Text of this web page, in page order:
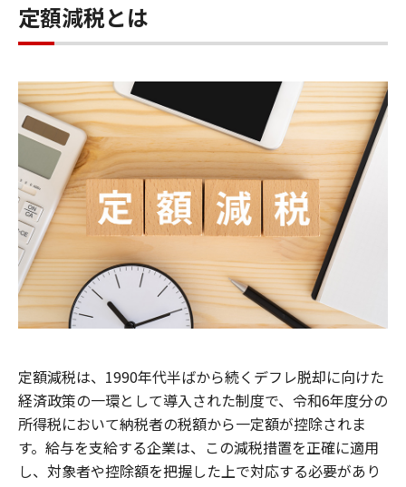
定額減税とは
定額減税は、1990年代半ばから続くデフレ脱却に向けた
経済政策の一環として導入された制度で、令和6年度分の
所得税において納税者の税額から一定額が控除されま
す。給与を支給する企業は、この減税措置を正確に適用
し、対象者や控除額を把握した上で対応する必要があり